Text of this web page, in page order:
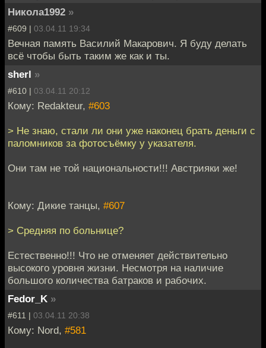
Никола1992 »
#609 | 03.04.11 19:34
Вечная память Василий Макарович. Я буду делать
всё чтобы быть таким же как и ты.
sherl »
#610 | 03.04.11 20:12
Кому: Redakteur, #603
> Не знаю, стали ли они уже наконец брать деньги с
паломников за фотосъёмку у указателя.
Они там не той национальности!!! Австрияки же!
Кому: Дикие танцы, #607
> Средняя по больнице?
Естественно!!! Что не отменяет действительно
высокого уровня жизни. Несмотря на наличие
большого количества батраков и рабочих.
Fedor_K »
#611 | 03.04.11 20:38
Кому: Nord, #581